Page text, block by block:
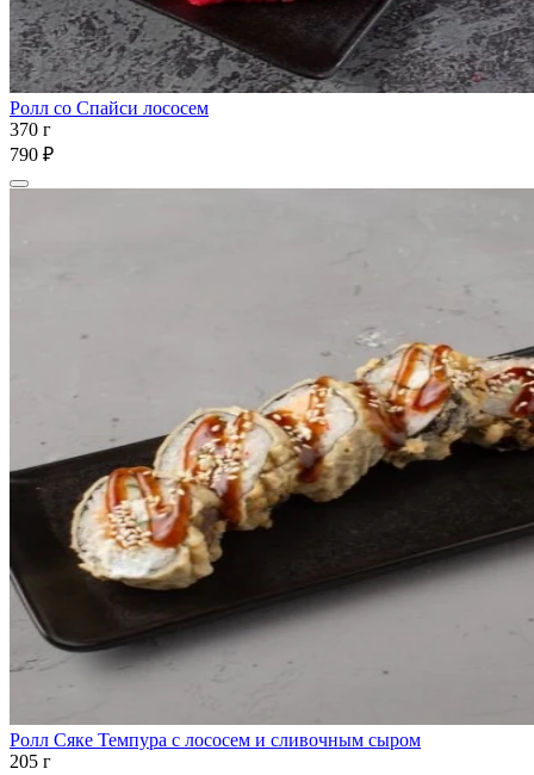
Ролл со Спайси лососем
370 г
790 ₽
Ролл Сяке Темпура с лососем и сливочным сыром
205 г